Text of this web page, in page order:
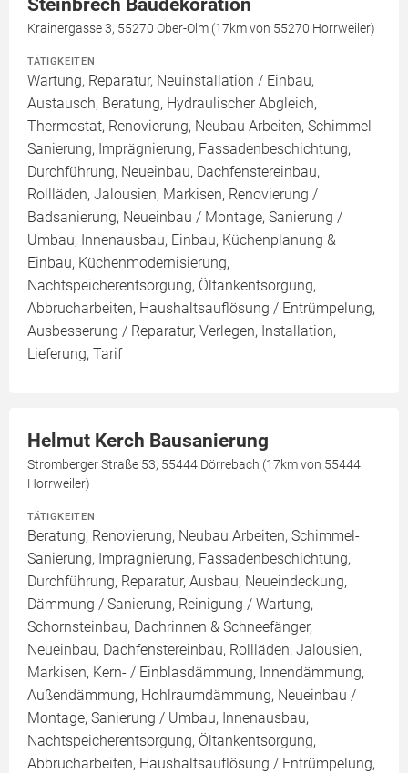
Steinbrech Baudekoration
Krainergasse 3, 55270 Ober-Olm (17km von 55270 Horrweiler)
TÄTIGKEITEN
Wartung, Reparatur, Neuinstallation / Einbau,
Austausch, Beratung, Hydraulischer Abgleich,
Thermostat, Renovierung, Neubau Arbeiten, Schimmel-
Sanierung, Imprägnierung, Fassadenbeschichtung,
Durchführung, Neueinbau, Dachfenstereinbau,
Rollläden, Jalousien, Markisen, Renovierung /
Badsanierung, Neueinbau / Montage, Sanierung /
Umbau, Innenausbau, Einbau, Küchenplanung &
Einbau, Küchenmodernisierung,
Nachtspeicherentsorgung, Öltankentsorgung,
Abbrucharbeiten, Haushaltsauflösung / Entrümpelung,
Ausbesserung / Reparatur, Verlegen, Installation,
Lieferung, Tarif
Helmut Kerch Bausanierung
Stromberger Straße 53, 55444 Dörrebach (17km von 55444
Horrweiler)
TÄTIGKEITEN
Beratung, Renovierung, Neubau Arbeiten, Schimmel-
Sanierung, Imprägnierung, Fassadenbeschichtung,
Durchführung, Reparatur, Ausbau, Neueindeckung,
Dämmung / Sanierung, Reinigung / Wartung,
Schornsteinbau, Dachrinnen & Schneefänger,
Neueinbau, Dachfenstereinbau, Rollläden, Jalousien,
Markisen, Kern- / Einblasdämmung, Innendämmung,
Außendämmung, Hohlraumdämmung, Neueinbau /
Montage, Sanierung / Umbau, Innenausbau,
Nachtspeicherentsorgung, Öltankentsorgung,
Abbrucharbeiten, Haushaltsauflösung / Entrümpelung,